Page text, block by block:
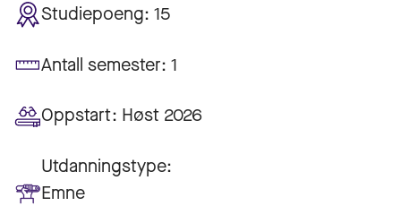
Studiepoeng: 15
Antall semester: 1
Oppstart: Høst 2026
Utdanningstype:
Emne